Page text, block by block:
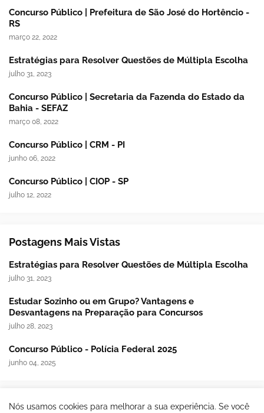
Concurso Público | Prefeitura de São José do Hortêncio -
RS
março 22, 2022
Estratégias para Resolver Questões de Múltipla Escolha
julho 31, 2023
Concurso Público | Secretaria da Fazenda do Estado da
Bahia - SEFAZ
março 08, 2022
Concurso Público | CRM - PI
junho 06, 2022
Concurso Público | CIOP - SP
julho 12, 2022
Postagens Mais Vistas
Estratégias para Resolver Questões de Múltipla Escolha
julho 31, 2023
Estudar Sozinho ou em Grupo? Vantagens e
Desvantagens na Preparação para Concursos
julho 28, 2023
Concurso Público - Polícia Federal 2025
junho 04, 2025
Nós usamos cookies para melhorar a sua experiência. Se você